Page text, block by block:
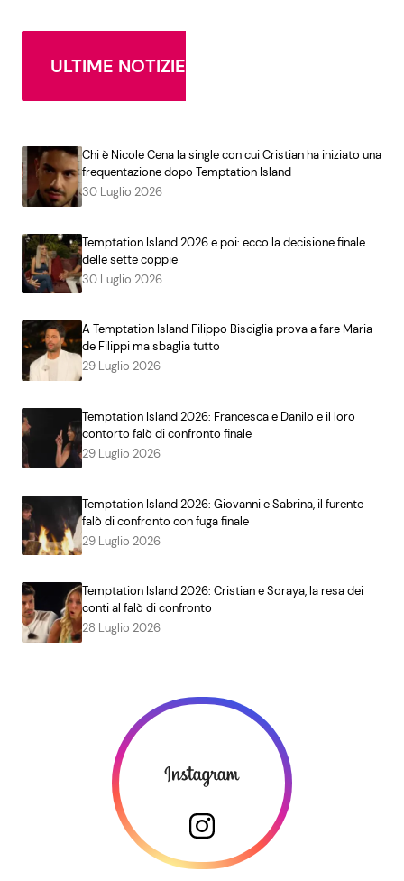
ULTIME NOTIZIE
Chi è Nicole Cena la single con cui Cristian ha iniziato una
frequentazione dopo Temptation Island
30 Luglio 2026
Temptation Island 2026 e poi: ecco la decisione finale
delle sette coppie
30 Luglio 2026
A Temptation Island Filippo Bisciglia prova a fare Maria
de Filippi ma sbaglia tutto
29 Luglio 2026
Temptation Island 2026: Francesca e Danilo e il loro
contorto falò di confronto finale
29 Luglio 2026
Temptation Island 2026: Giovanni e Sabrina, il furente
falò di confronto con fuga finale
29 Luglio 2026
Temptation Island 2026: Cristian e Soraya, la resa dei
conti al falò di confronto
28 Luglio 2026